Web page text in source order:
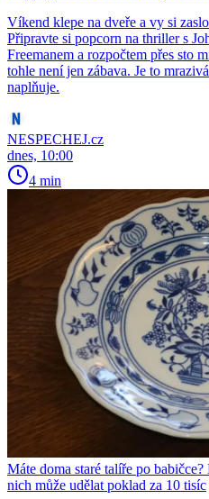
Víkend klepe na dveře a vy si
Připravte si popcorn na thriller s
Freemanem a rozpočtem přes sto
tohle není jen zábava. Je to
naplňuje.
NESPECHEJ.cz
dnes, 10:00
4 min
Máte doma staré talíře po
nich může udělat poklad za 10 tisíc